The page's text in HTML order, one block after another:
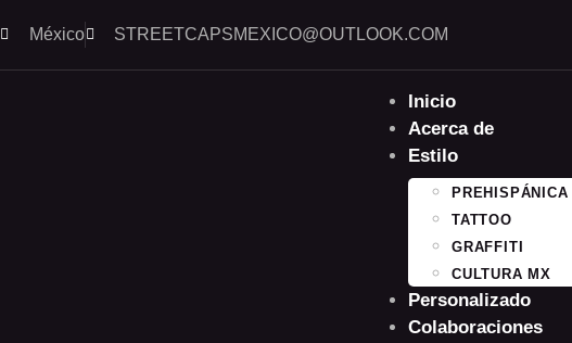
México STREETCAPSMEXICO@OUTLOOK.COM​
Inicio
Acerca de
Estilo
PREHISPÁNICA
TATTOO
GRAFFITI
CULTURA MX
Personalizado
Colaboraciones